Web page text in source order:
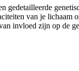
gedetailleerde
van je lichaam
invloed zijn op de